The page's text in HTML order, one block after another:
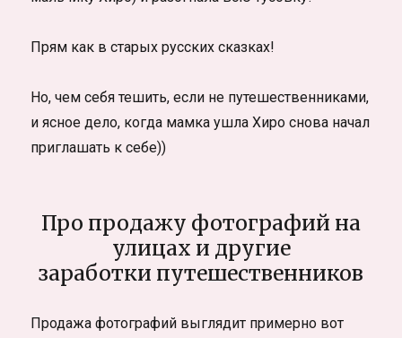
Прям как в старых русских сказках!
Но, чем себя тешить, если не путешественниками,
и ясное дело, когда мамка ушла Хиро снова начал
приглашать к себе))
Про продажу фотографий на
улицах и другие
заработки путешественников
Продажа фотографий выглядит примерно вот